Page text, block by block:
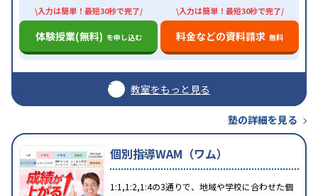
\入力は簡単！最短30秒で完了/
体験授業(無料) を申し込む
\入力は簡単！最短30秒で完了/
料金などの資料請求 無料
教室をもっと見る
塾の詳細を見る
個別指導WAM（ワム）
1:1,1:2,1:4の3通りで、地域や学校に合わせた個